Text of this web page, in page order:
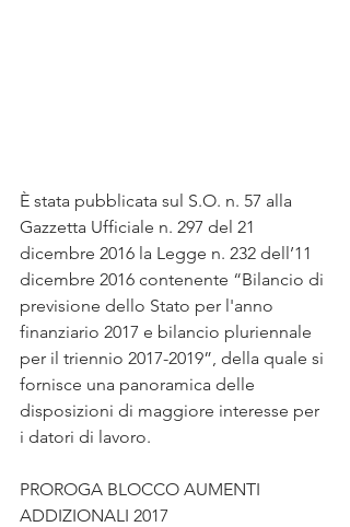
È stata pubblicata sul S.O. n. 57 alla
Gazzetta Ufficiale n. 297 del 21
dicembre 2016 la Legge n. 232 dell’11
dicembre 2016 contenente “Bilancio di
previsione dello Stato per l'anno
finanziario 2017 e bilancio pluriennale
per il triennio 2017-2019”, della quale si
fornisce una panoramica delle
disposizioni di maggiore interesse per
i datori di lavoro.
PROROGA BLOCCO AUMENTI
ADDIZIONALI 2017